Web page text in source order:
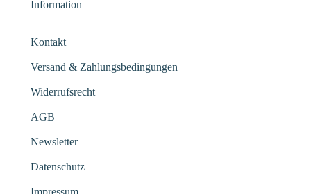
Information
Kontakt
Versand & Zahlungsbedingungen
Widerrufsrecht
AGB
Newsletter
Datenschutz